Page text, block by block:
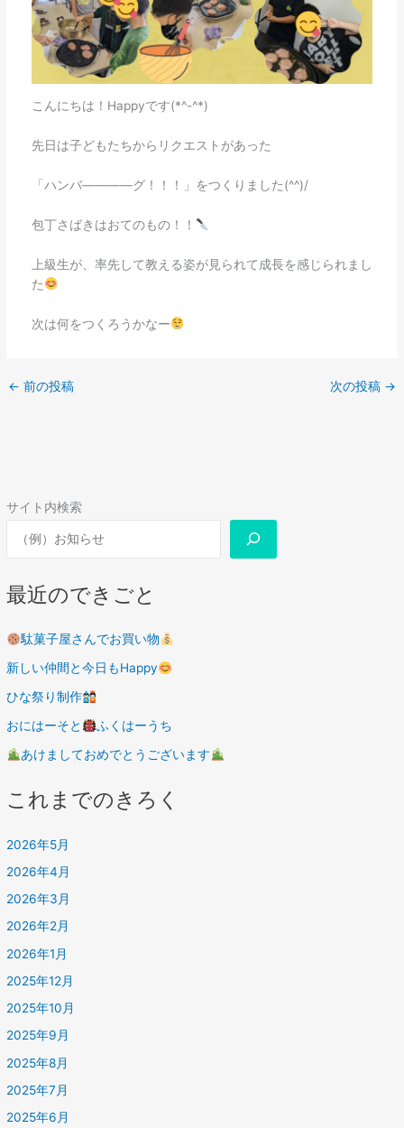
サイト内検索
最近のできごと
駄菓子屋さんでお買い物
新しい仲間と今日もHappy
ひな祭り制作
おにはーそと
ふくはーうち
あけましておめでとうございます
これまでのきろく
2026年5月
2026年4月
2026年3月
2026年2月
2026年1月
2025年12月
2025年10月
2025年9月
2025年8月
2025年7月
2025年6月
こんにちは！Happyです(*^-^*)
先日は子どもたちからリクエストがあった
「ハンバ――――グ！！！」をつくりました(^^)/
包丁さばきはおてのもの！！
上級生が、率先して教える姿が見られて成長を感じられまし
た
次は何をつくろうかなー
← 前の投稿 次の投稿 →